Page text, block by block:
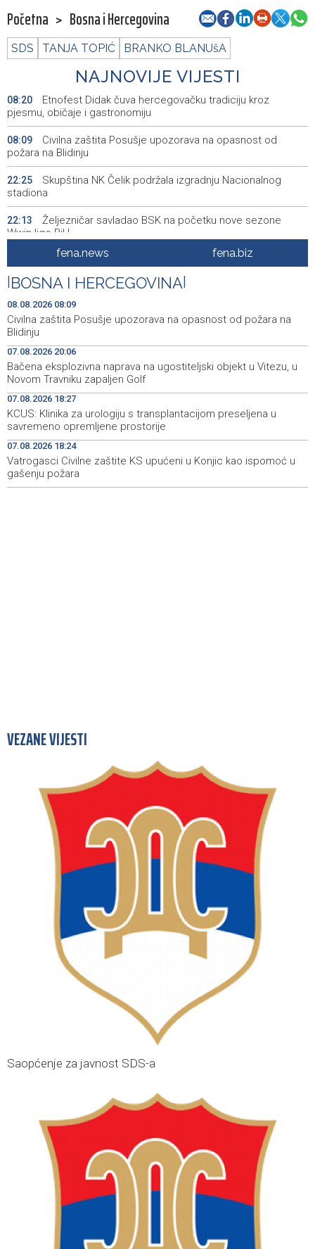
Početna > Bosna i Hercegovina
SDS TANJA TOPIĆ BRANKO BLANUšA
NAJNOVIJE VIJESTI
08:20
Etnofest Didak čuva hercegovačku tradiciju kroz
pjesmu, običaje i gastronomiju
08:09
Civilna zaštita Posušje upozorava na opasnost od
požara na Blidinju
22:25
Skupština NK Čelik podržala izgradnju Nacionalnog
stadiona
22:13
Željezničar savladao BSK na početku nove sezone
Wwin lige BiH
Miljanović i Suljić ostale bez polufinala na 100 m pr., svi
bh. predstavnici okončali nastup na SP-u
20:06
Bačena eksplozivna naprava na ugostiteljski objekt u
Vitezu, u Novom Travniku zapaljen Golf
20:01
predstavlja novi izlagački program
19:44 Faris Dževahirić novi nogometaš Veleža
19:21 Announcement of events for Saturday, 8 August 2026
Rudari Milanovića ubijedili da ode kući, Memčić se već
ponovo vratio u jamu 'Raspotočje'
fena.news fena.biz
BOSNA I HERCEGOVINA
08.08.2026 08:09
Civilna zaštita Posušje upozorava na opasnost od požara na
Blidinju
07.08.2026 20:06
Bačena eksplozivna naprava na ugostiteljski objekt u Vitezu, u
Novom Travniku zapaljen Golf
07.08.2026 18:27
KCUS: Klinika za urologiju s transplantacijom preseljena u
savremeno opremljene prostorije
07.08.2026 18:24
Vatrogasci Civilne zaštite KS upućeni u Konjic kao ispomoć u
gašenju požara
VEZANE VIJESTI
Saopćenje za javnost SDS-a